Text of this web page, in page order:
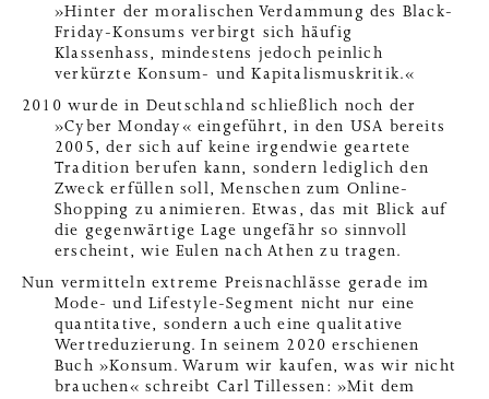
»Hinter der moralischen Verdammung des Black-
Friday-Konsums verbirgt sich häufig
Klassenhass, mindestens jedoch peinlich
verkürzte Konsum- und Kapitalismuskritik.«
2010 wurde in Deutschland schließlich noch der
»Cyber Monday« eingeführt, in den USA bereits
2005, der sich auf keine irgendwie geartete
Tradition berufen kann, sondern lediglich den
Zweck erfüllen soll, Menschen zum Online-
Shopping zu animieren. Etwas, das mit Blick auf
die gegenwärtige Lage ungefähr so sinnvoll
erscheint, wie Eulen nach Athen zu tragen.
Nun vermitteln extreme Preisnachlässe gerade im
Mode- und Lifestyle-Segment nicht nur eine
quantitative, sondern auch eine qualitative
Wertreduzierung. In seinem 2020 erschienen
Buch »Konsum. Warum wir kaufen, was wir nicht
brauchen« schreibt Carl Tillessen: »Mit dem